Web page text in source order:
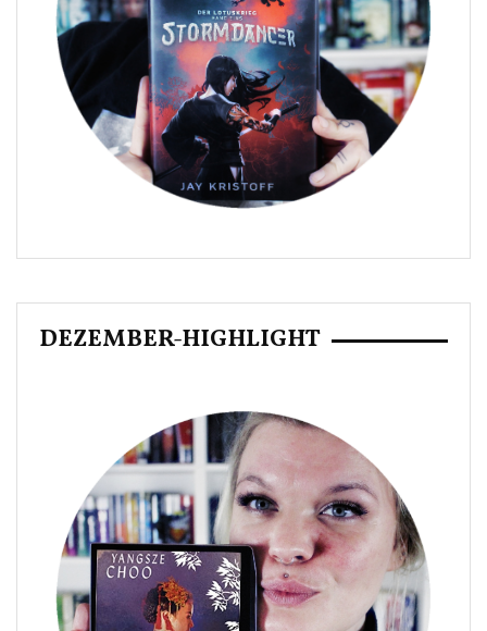
DEZEMBER-HIGHLIGHT